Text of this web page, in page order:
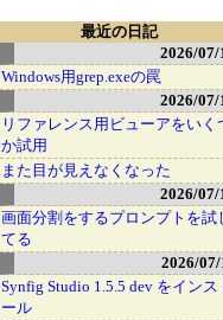
最近の日記
2026/07/
Windows用grep.exeの罠
2026/07/
リファレンス用ビューアをいく
か試用
また目が見えなくなった
2026/07/
画面分割をするプロンプトを試
てる
2026/07/
Synfig Studio 1.5.5 dev をインス
ール